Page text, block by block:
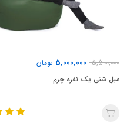
5,500,000
5,000,000 تومان
مبل شنی یک نفره چرم